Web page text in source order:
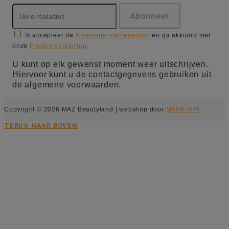
Ik accepteer de Algemene voorwaarden en ga akkoord met
onze Privacy verklaring.
U kunt op elk gewenst moment weer uitschrijven.
Hiervoor kunt u de contactgegevens gebruiken uit
de algemene voorwaarden.
Copyright © 2026 MAZ Beautyland | webshop door MARK-APP
TERUG NAAR BOVEN